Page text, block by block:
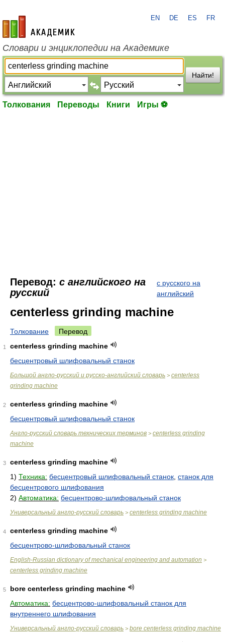
academic.ru
EN DE ES FR
Словари и энциклопедии на Академике
Найти!
Толкования Переводы Книги Игры ⚽
Перевод: с английского на
русский
с русского на
английский
centerless grinding machine
Толкование Перевод
1
centerless grinding machine
бесцентровый шлифовальный станок
Большой англо-русский и русско-английский словарь > centerless
grinding machine
2
centerless grinding machine
бесцентровый шлифовальный станок
Англо-русский словарь технических терминов > centerless grinding
machine
3
centerless grinding machine
1) Техника: бесцентровый шлифовальный станок станок для
бесцентрового шлифования
2) Автоматика: бесцентрово-шлифовальный станок
Универсальный англо-русский словарь > centerless grinding machine
4
centerless grinding machine
бесцентрово-шлифовальный станок
English-Russian dictionary of mechanical engineering and automation >
centerless grinding machine
5
bore centerless grinding machine
Автоматика: бесцентрово-шлифовальный станок для
внутреннего шлифования
Универсальный англо-русский словарь > bore centerless grinding machine